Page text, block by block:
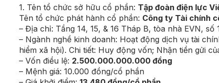
1. Tên tổ chức sở hữu cổ phần: Tập đoàn điện lực
Tên tổ chức phát hành cổ phần: Công ty Tài chính
– Địa chỉ: Tầng 14, 15, & 16 Tháp B, tòa nhà EVN,
– Ngành nghề kinh doanh: Hoạt động dịch vụ tài
hiểm xã hội). Chi tiết: Huy động vốn; Nhận tiền gửi
– Vốn điều lệ: 2.500.000.000.000 đồng
– Mệnh giá: 10.000 đồng/cổ phần